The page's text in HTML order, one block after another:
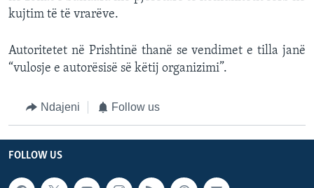
kujtim të të vrarëve.
Autoritetet në Prishtinë thanë se vendimet e tilla janë
“vulosje e autorësisë së këtij organizimi”.
Ndajeni Follow us
FOLLOW US